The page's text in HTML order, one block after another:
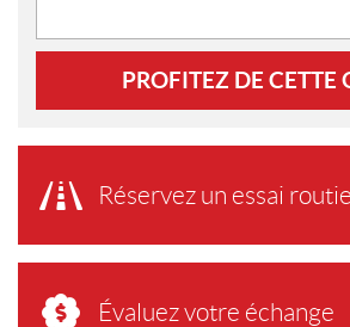
PROFITEZ DE CETTE
Réservez un essai
Évaluez votre échange